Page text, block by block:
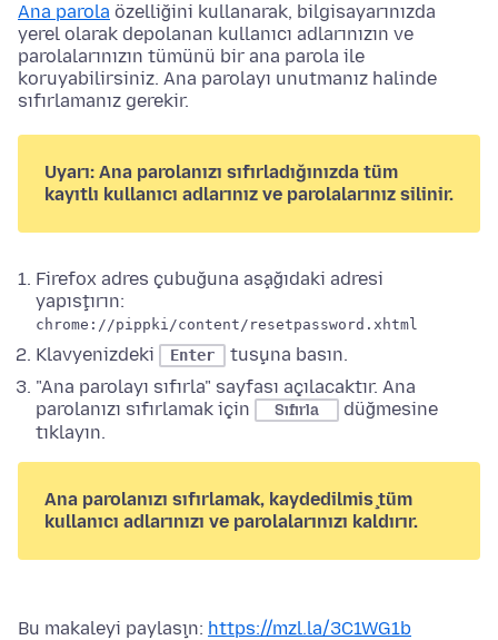
Ana parola özelliğini kullanarak, bilgisayarınızda
yerel olarak depolanan kullanıcı adlarınızın ve
parolalarınızın tümünü bir ana parola ile
koruyabilirsiniz. Ana parolayı unutmanız halinde
sıfırlamanız gerekir.
Uyarı: Ana parolanızı sıfırladığınızda tüm
kayıtlı kullanıcı adlarınız ve parolalarınız silinir.
Firefox adres çubuğuna aşağıdaki adresi
yapıştırın:
chrome://pippki/content/resetpassword.xhtml
Klavyenizdeki Enter
tuşuna basın.
"Ana parolayı sıfırla" sayfası açılacaktır. Ana
parolanızı sıfırlamak için
Sıfırla
düğmesine
tıklayın.
Ana parolanızı sıfırlamak, kaydedilmiş tüm
kullanıcı adlarınızı ve parolalarınızı kaldırır.
Bu makaleyi paylaşın: https://mzl.la/3C1WG1b